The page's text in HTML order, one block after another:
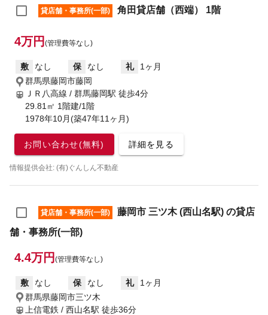
貸店舗・事務所(一部) 角田貸店舗（西端） 1階
4万円 (管理費等なし)
敷 なし 保 なし 礼
1ヶ月
群馬県藤岡市藤岡
ＪＲ八高線 / 群馬藤岡駅 徒歩4分
29.81㎡ 1階建/1階
1978年10月(築47年11ヶ月)
お問い合わせ(無料) 詳細を見る
情報提供会社: (有)ぐんしん不動産
貸店舗・事務所(一部)
藤岡市 三ツ木 (西山名駅) の貸店
舗・事務所(一部)
4.4万円 (管理費等なし)
敷 なし 保 なし 礼
1ヶ月
群馬県藤岡市三ツ木
上信電鉄 / 西山名駅 徒歩36分